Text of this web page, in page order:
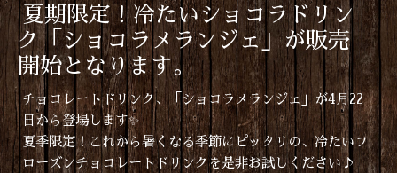
夏期限定！冷たいショコラドリン
ク「ショコラメランジェ」が販売
開始となります。
チョコレートドリンク、「ショコラメランジェ」が4月22
日から登場します✨
夏季限定！これから暑くなる季節にピッタリの、冷たいフ
ローズンチョコレートドリンクを是非お試しください♪